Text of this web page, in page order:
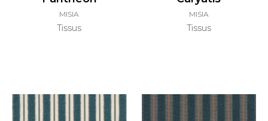
MISIA
Tissus
MISIA
Tissus